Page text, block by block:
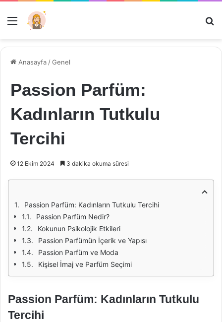
Menü
Anasayfa /Genel
Passion Parfüm:
Kadınların Tutkulu
Tercihi
12 Ekim 2024 3 dakika okuma süresi
Passion Parfüm: Kadınların Tutkulu Tercihi
Passion Parfüm Nedir?
Kokunun Psikolojik Etkileri
Passion Parfümün İçerik ve Yapısı
Passion Parfüm ve Moda
Kişisel İmaj ve Parfüm Seçimi
Passion Parfüm: Kadınların Tutkulu
Tercihi